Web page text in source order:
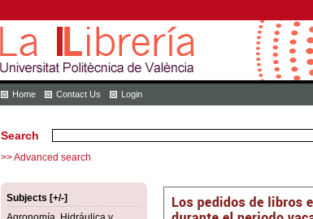
Home Contact Us Login
Search
>> Advanced search
Subjects [+/-]